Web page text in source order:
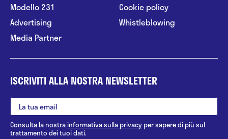
Modello 231
Advertising
Media Partner
Cookie policy
Whistleblowing
ISCRIVITI ALLA NOSTRA NEWSLETTER
Consulta la nostrainformativa sulla privacy per sapere di più sul
trattamento dei tuoi dati.